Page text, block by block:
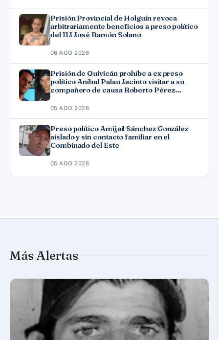
Prisión Provincial de Holguín revoca
arbitrariamente beneficios a preso político
del 11J José Ramón Solano
06 AGO 2026
Prisión de Quivicán prohíbe a ex preso
político Aníbal Palau Jacinto visitar a su
compañero de causa Roberto Pérez
05 AGO 2026
Preso político Amijail Sánchez González
aislado y sin contacto familiar en el
Combinado del Este
05 AGO 2026
Más Alertas